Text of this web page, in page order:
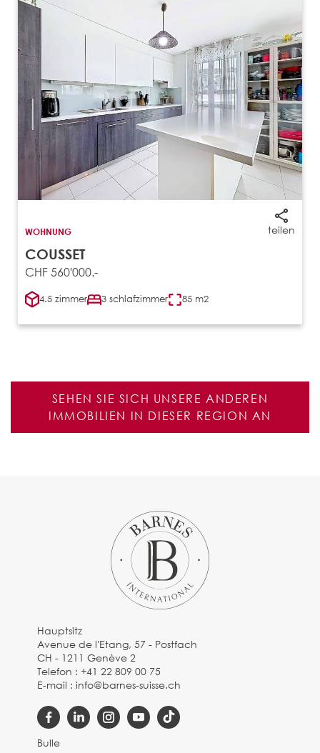
teilen
WOHNUNG
COUSSET
CHF 560'000.-
4.5 zimmer 3 schlafzimmer 85 m2
SEHEN SIE SICH UNSERE ANDEREN
IMMOBILIEN IN DIESER REGION AN
Hauptsitz
Avenue de l'Etang, 57 - Postfach
CH - 1211 Genève 2
Telefon :+41 22 809 00 75
E-mail :info@barnes-suisse.ch
Bulle